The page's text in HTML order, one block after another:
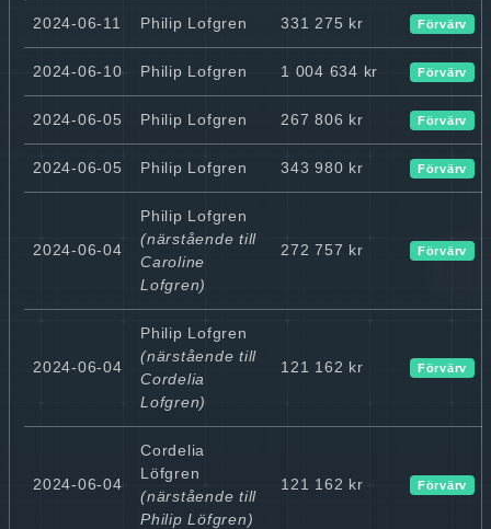
2024-06-11 Philip Lofgren 331 275 kr Förvärv
2024-06-10 Philip Lofgren 1 004 634 kr Förvärv
2024-06-05 Philip Lofgren 267 806 kr Förvärv
2024-06-05 Philip Lofgren 343 980 kr Förvärv
2024-06-04
Philip Lofgren
(närstående till
Caroline
Lofgren)
272 757 kr Förvärv
2024-06-04
Philip Lofgren
(närstående till
Cordelia
Lofgren)
121 162 kr Förvärv
2024-06-04
Cordelia
Löfgren
(närstående till
Philip Löfgren)
121 162 kr Förvärv